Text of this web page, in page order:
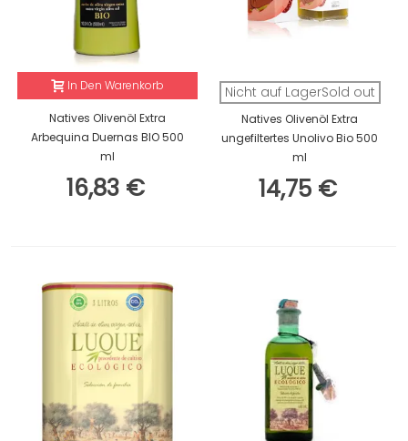
In Den Warenkorb
Natives Olivenöl Extra
Arbequina Duernas BIO 500
ml
16,83 €
Nicht auf LagerSold out
Natives Olivenöl Extra
ungefiltertes Unolivo Bio 500
ml
14,75 €